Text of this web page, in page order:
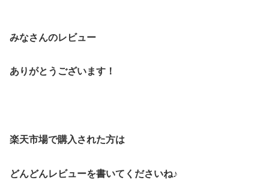
みなさんのレビュー
ありがとうございます！
楽天市場で購入された方は
どんどんレビューを書いてくださいね♪